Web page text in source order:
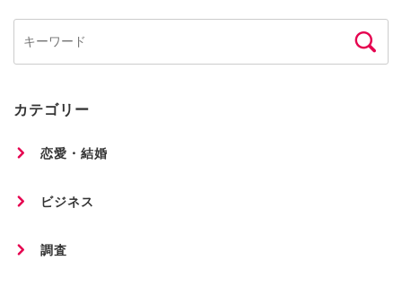
カテゴリー
恋愛・結婚
ビジネス
調査